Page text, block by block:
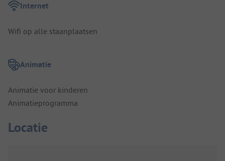
Internet
Wifi op alle staanplaatsen
Animatie
Animatie voor kinderen
Animatieprogramma
Locatie